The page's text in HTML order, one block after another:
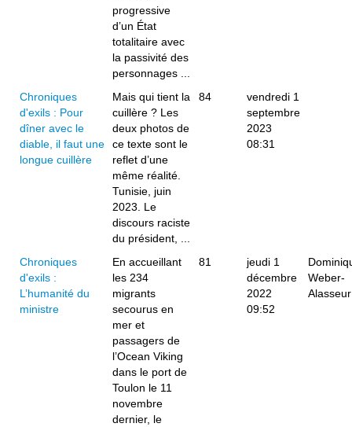
progressive
d’un État
totalitaire avec
la passivité des
personnages ...
Chroniques
d'exils : Pour
dîner avec le
diable, il faut une
longue cuillère
Mais qui tient la
cuillère ? Les
deux photos de
ce texte sont le
reflet d’une
même réalité.
Tunisie, juin
2023. Le
discours raciste
du président, ...
84
vendredi 1
septembre
2023
08:31
Chroniques
d'exils :
L’humanité du
ministre
En accueillant
les 234
migrants
secourus en
mer et
passagers de
l’Ocean Viking
dans le port de
Toulon le 11
novembre
dernier, le
81
jeudi 1
décembre
2022
09:52
Weber-
Alasseur